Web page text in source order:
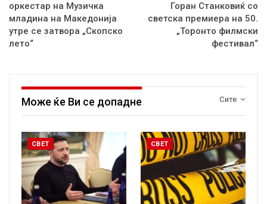
оркестар на Музичка
младина на Македонија
утре се затвора „Скопско
лето“
Горан Станковиќ со
светска премиера на 50.
„Торонто филмски
фестивал“
Сите
Може ќе Ви се допадне
СВЕТ СВЕТ